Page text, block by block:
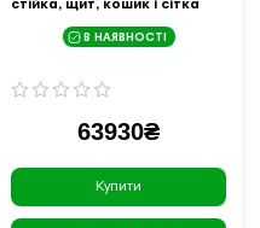
стійка, щит, кошик і сітка
В НАЯВНОСТІ
63930₴
Купити